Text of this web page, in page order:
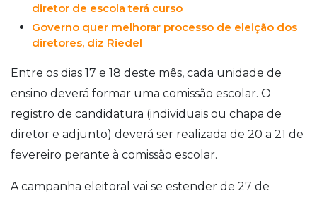
diretor de escola terá curso
Governo quer melhorar processo de eleição dos
diretores, diz Riedel
Entre os dias 17 e 18 deste mês, cada unidade de
ensino deverá formar uma comissão escolar. O
registro de candidatura (individuais ou chapa de
diretor e adjunto) deverá ser realizada de 20 a 21 de
fevereiro perante à comissão escolar.
A campanha eleitoral vai se estender de 27 de